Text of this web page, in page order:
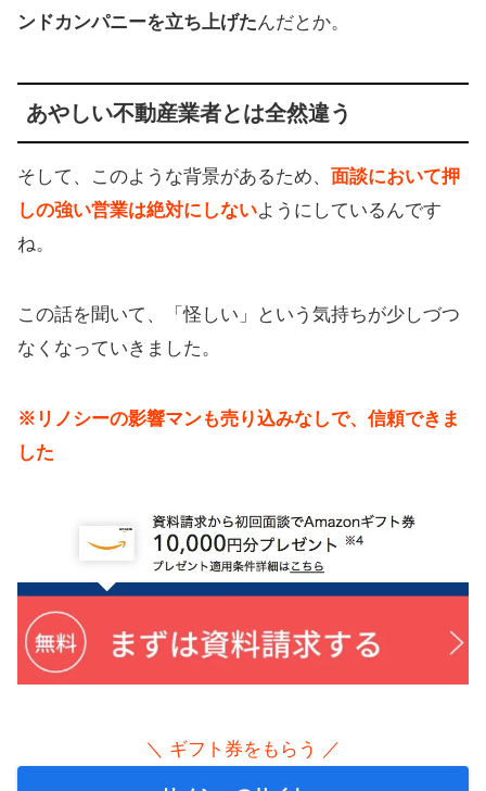
ンドカンパニーを立ち上げたんだとか。
あやしい不動産業者とは全然違う
そして、このような背景があるため、 面談において押
しの強い営業は絶対にしないようにしているんです
ね。
この話を聞いて、「怪しい」という気持ちが少しづつ
なくなっていきました。
※リノシーの影響マンも売り込みなしで、信頼できま
した
＼ ギフト券をもらう ／